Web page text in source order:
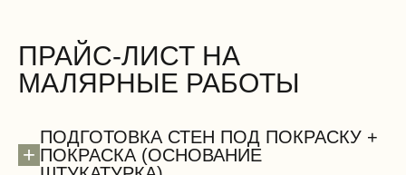
ПРАЙС-ЛИСТ НА
МАЛЯРНЫЕ РАБОТЫ
+
ПОДГОТОВКА СТЕН ПОД ПОКРАСКУ +
ПОКРАСКА (ОСНОВАНИЕ